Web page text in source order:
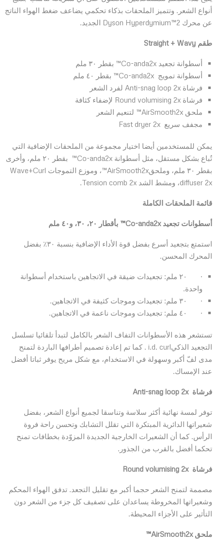
أنواع الشعر. وتتميز الملحقات بذكاء تحكمي يضاعف ضغط الهواء الناتج
عن محرك Dyson Hyperdymium™2 الجديد.
طقم Straight + Wavy
أسطوانة تجعيد Co-anda2x™ بقطر ٣٠ ملم
أسطوانة تمويج Co-anda2x™ بقطر ٤٠ ملم
فرشاة Anti-snag loop 2x لفرد الشعر
فرشاة Round volumising 2x لإضفاء كثافة
ملحق AirSmooth2x™ لتنعيم الشعر
مجفف سريع Fast dryer 2x
يمكن للمستخدمين أيضا اختيار مجموعة من الملحقات الإضافية التي
تُباع بشكل مستقل، مثل أسطوانة Co-anda2x™ بقطر ٢٠ ملم، وأخرى
بقطر ٣٠ ملم، وملحقAirSmooth2x™، وموزع التموجات Wave+Curl
diffuser 2x، ومشط الشد Tension comb 2x.
قائمة الملحقات الكاملة
أسطوانات تجعيد Co-anda2x™ بأقطار ٢٠، ٣٠، و٤٠ ملم
استمتع بتجعيد أسرع بفضل قوة الأداء الإضافية بنسبة ٣٠٪ بفضل
المحرك المحسن.
· ٢٠ ملم: تجعيدات ضيقة في الاتجاهين باستخدام أسطوانة
واحدة.
· ٣٠ ملم: تجعيدات وموجات كثيفة في الاتجاهين.
· ٤٠ ملم: تجعيدات وموجات ناعمة في الاتجاهين.
تستشعر هذه الأسطوانات التفاف الشعر بالكامل لتبدأ تلقائيا تسلسل
التجعيد الذكيi.d. curl . كما تم إعادة تصميم أطرافها الباردة لتمنح
مدى لفّ أكبر وسهولة في الاستخدام، مع شكل مريح يوفر ثباتا أفضل
عند الإمساك.
فرشاة Anti-snag loop 2x
توفر لمسة نهائية أكثر سلاسة وتناسقا لجميع أنواع الشعر، بفضل
شعيراتها الدائرية المبتكرة التي تقلل التشابك وتحسن راحة فروة
الرأس. كما أن الشعيرات الخارجية الجديدة المزوّدة بخطافات تمنح
تحكما أفضل بالقرب من الجذور.
فرشاة Round volumising 2x
مصممة لتمنح الشعر حجما أكبر مع تقليل التجعد. تدفق الهواء المحكم
وشعيراتها المخروطة يساعدان على تصفيف كل جزء من الشعر دون
التأثير على الأجزاء المحيطة.
ملحق AirSmooth2x™